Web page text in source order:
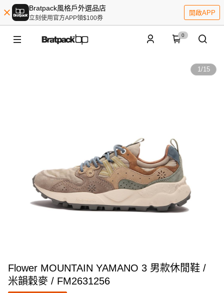
Bratpack風格戶外選品店
立刻使用官方APP領$100券
開啟APP
0
1/15
Flower MOUNTAIN YAMANO 3 男款休閒鞋 /
米韻穀麥 / FM2631256